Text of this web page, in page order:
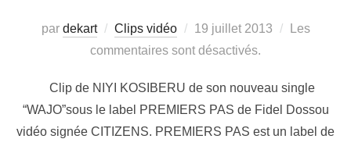
par dekart Clips vidéo 19 juillet 2013
Les
commentaires sont désactivés.
Clip de NIYI KOSIBERU de son nouveau single
“WAJO”sous le label PREMIERS PAS de Fidel Dossou
vidéo signée CITIZENS. PREMIERS PAS est un label de